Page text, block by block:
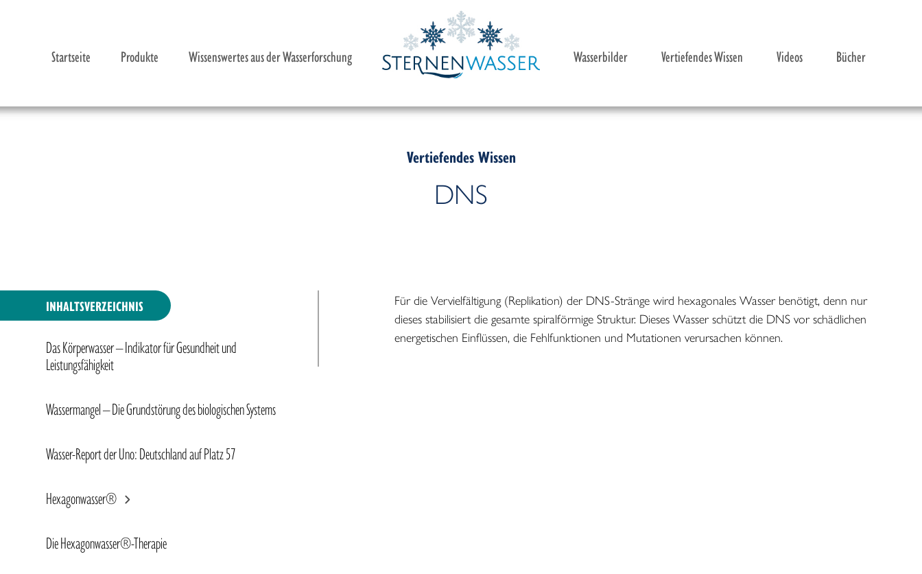
Startseite Produkte Wissenswertes aus der Wasserforschung Wasserbilder Vertiefendes Wissen Videos Bücher
Die Hexagonwasser®-Therapie
Hexagonwasser® – Konkrete gesundheitliche Auswirkungen
Hexagonwasser®
44 gute Gründe, täglich Hexagonwasser® zu trinken
Im Mittelpunkt des Wassersterns
Veränderung von Wasser durch den Geist
Vertiefendes Wissen
DNS
INHALTSVERZEICHNIS
Das Körperwasser – Indikator für Gesundheit und
Leistungsfähigkeit
Wassermangel – Die Grundstörung des biologischen Systems
Wasser-Report der Uno: Deutschland auf Platz 57
Hexagonwasser®
Die Hexagonwasser®-Therapie
Für die Vervielfältigung (Replikation) der DNS-Stränge wird hexagonales Wasser benötigt, denn nur
dieses stabilisiert die gesamte spiralförmige Struktur. Dieses Wasser schützt die DNS vor schädlichen
energetischen Einflüssen, die Fehlfunktionen und Mutationen verursachen können.